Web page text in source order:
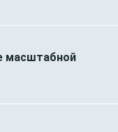
масштабной